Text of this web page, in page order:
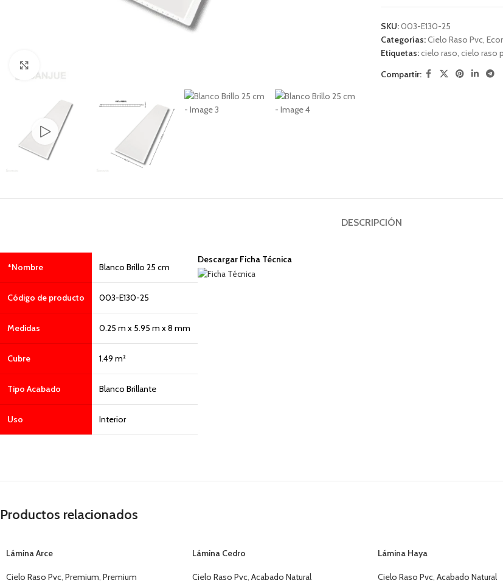
SKU:003-E130-25
Categorías:Cielo Raso Pvc,
Etiquetas:cielo raso, cielo raso
Compartir:
DESCRIPCIÓN
*Nombre Blanco Brillo 25 cm
Código de producto 003-E130-25
Medidas 0.25 m x 5.95 m x 8 mm
Cubre 1.49 m²
Tipo Acabado Blanco Brillante
Uso Interior
Descargar Ficha Técnica
Productos relacionados
Lámina Arce
Cielo Raso Pvc, Premium, Premium
Lámina Cedro
Cielo Raso Pvc, Acabado Natural
Lámina Haya
Cielo Raso Pvc, Acabado Natural